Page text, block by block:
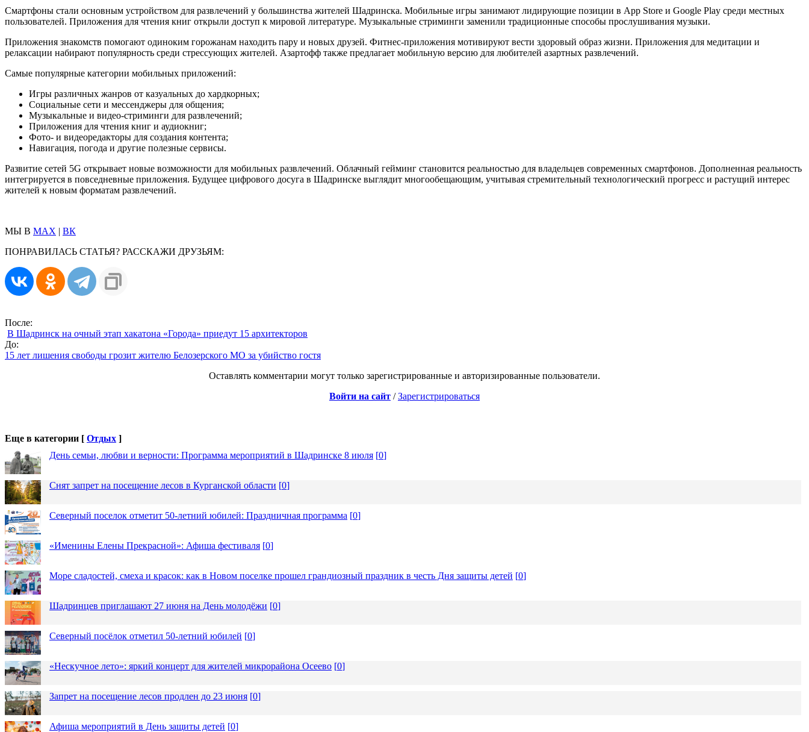
Смартфоны стали основным устройством для развлечений у большинства жителей Шадринска. Мобильные игры занимают лидирующие позиции в App Store и Google Play среди местных
пользователей. Приложения для чтения книг открыли доступ к мировой литературе. Музыкальные стриминги заменили традиционные способы прослушивания музыки.
Приложения знакомств помогают одиноким горожанам находить пару и новых друзей. Фитнес-приложения мотивируют вести здоровый образ жизни. Приложения для медитации и
релаксации набирают популярность среди стрессующих жителей. Азартофф также предлагает мобильную версию для любителей азартных развлечений.
Самые популярные категории мобильных приложений:
Игры различных жанров от казуальных до хардкорных;
Социальные сети и мессенджеры для общения;
Музыкальные и видео-стриминги для развлечений;
Приложения для чтения книг и аудиокниг;
Фото- и видеоредакторы для создания контента;
Навигация, погода и другие полезные сервисы.
Развитие сетей 5G открывает новые возможности для мобильных развлечений. Облачный гейминг становится реальностью для владельцев современных смартфонов. Дополненная реальность
интегрируется в повседневные приложения. Будущее цифрового досуга в Шадринске выглядит многообещающим, учитывая стремительный технологический прогресс и растущий интерес
жителей к новым форматам развлечений.
МЫ В MAX | ВК
ПОНРАВИЛАСЬ СТАТЬЯ? РАССКАЖИ ДРУЗЬЯМ:
После:
В Шадринск на очный этап хакатона «Города» приедут 15 архитекторов
До:
15 лет лишения свободы грозит жителю Белозерского МО за убийство гостя
Оставлять комментарии могут только зарегистрированные и авторизированные пользователи.
Войти на сайт /Зарегистрироваться
Еще в категории [ Отдых ]
День семьи, любви и верности: Программа мероприятий в Шадринске 8 июля [0]
Снят запрет на посещение лесов в Курганской области [0]
Северный поселок отметит 50-летний юбилей: Праздничная программа [0]
«Именины Елены Прекрасной»: Афиша фестиваля [0]
Море сладостей, смеха и красок: как в Новом поселке прошел грандиозный праздник в честь Дня защиты детей [0]
Шадринцев приглашают 27 июня на День молодёжи [0]
Северный посёлок отметил 50-летний юбилей [0]
«Нескучное лето»: яркий концерт для жителей микрорайона Осеево [0]
Запрет на посещение лесов продлен до 23 июня [0]
Афиша мероприятий в День защиты детей [0]